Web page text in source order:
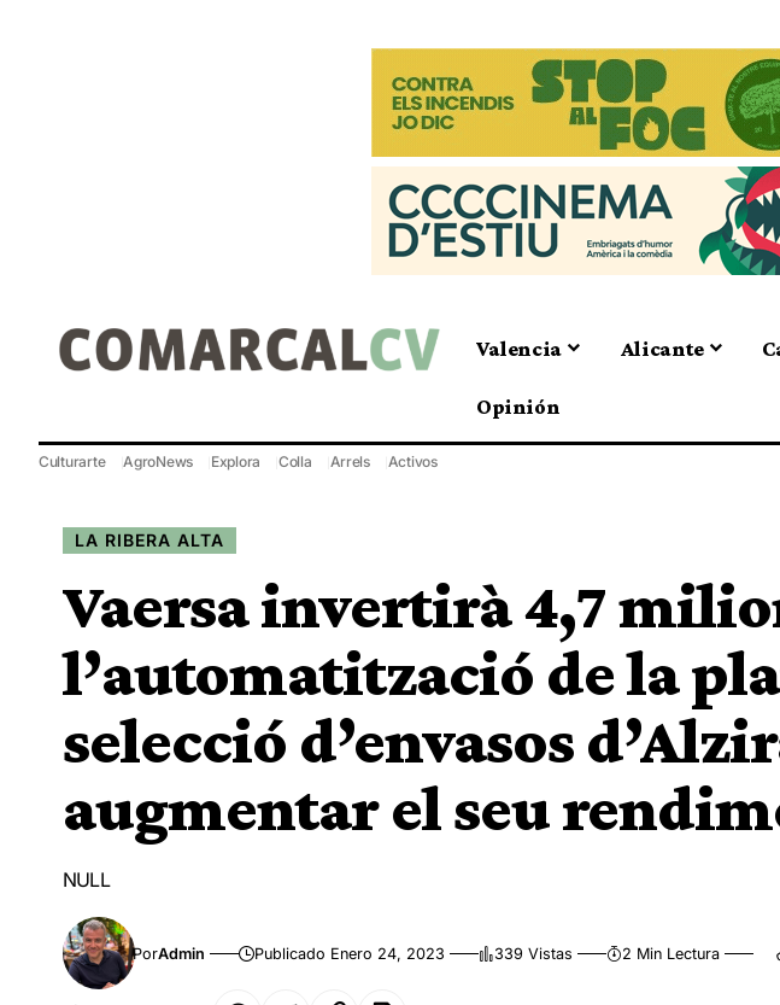
Valencia Alicante
Opinión
Culturarte AgroNews Explora Colla Arrels Activos
LA RIBERA ALTA
Vaersa invertirà 4,7
l’automatització de la
selecció d’envasos
augmentar el seu
NULL
PorAdmin Publicado Enero 24, 2023 339 Vistas 2 Min Lectura